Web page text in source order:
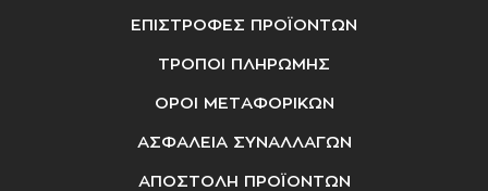
ΕΠΙΣΤΡΟΦΕΣ ΠΡΟΪΟΝΤΩΝ
ΤΡΟΠΟΙ ΠΛΗΡΩΜΗΣ
ΟΡΟΙ ΜΕΤΑΦΟΡΙΚΩΝ
ΑΣΦΑΛΕΙΑ ΣΥΝΑΛΛΑΓΩΝ
ΑΠΟΣΤΟΛΗ ΠΡΟΪΟΝΤΩΝ